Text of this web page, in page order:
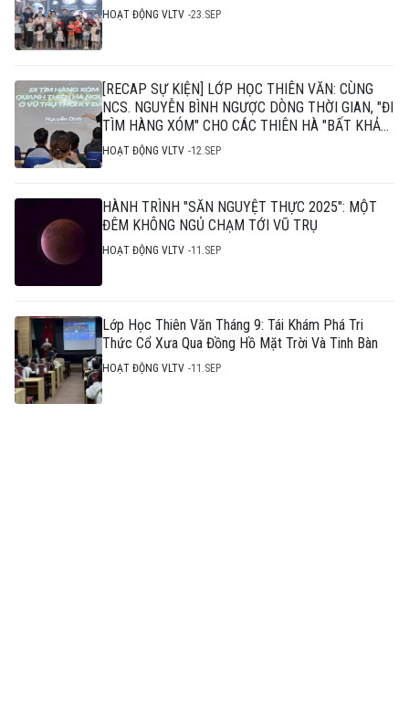
HOẠT ĐỘNG VLTV 23.SEP
[RECAP SỰ KIỆN] LỚP HỌC THIÊN VĂN: CÙNG
NCS. NGUYỄN BÌNH NGƯỢC DÒNG THỜI GIAN, "ĐI
TÌM HÀNG XÓM" CHO CÁC THIÊN HÀ "BẤT KHẢ
THI"
HOẠT ĐỘNG VLTV 12.SEP
HÀNH TRÌNH "SĂN NGUYỆT THỰC 2025": MỘT
ĐÊM KHÔNG NGỦ CHẠM TỚI VŨ TRỤ
HOẠT ĐỘNG VLTV 11.SEP
Lớp Học Thiên Văn Tháng 9: Tái Khám Phá Tri
Thức Cổ Xưa Qua Đồng Hồ Mặt Trời Và Tinh Bàn
HOẠT ĐỘNG VLTV 11.SEP